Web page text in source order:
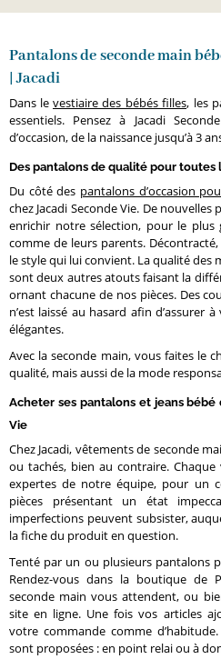
Pantalons de seconde main
| Jacadi
Dans le vestiaire des bébés filles, les
essentiels. Pensez à Jacadi
d’occasion, de la naissance jusqu’à 3
Des pantalons de qualité pour toutes
Du côté des pantalons d’occasion
chez Jacadi Seconde Vie. De
enrichir notre sélection, pour le plus
comme de leurs parents.
le style qui lui convient. La qualité des
sont deux autres atouts faisant la
ornant chacune de nos pièces. Des
n’est laissé au hasard afin d’assurer
élégantes.
Avec la seconde main, vous faites le
qualité, mais aussi de la mode
Acheter ses pantalons et jeans bébé
Vie
Chez Jacadi, vêtements de seconde
ou tachés, bien au contraire.
expertes de notre équipe, pour un
pièces présentant un état
imperfections peuvent subsister,
la fiche du produit en question.
Tenté par un ou plusieurs pantalons
Rendez-vous dans la boutique de
seconde main vous attendent, ou
site en ligne. Une fois vos articles
votre commande comme
sont proposées : en point relai ou à